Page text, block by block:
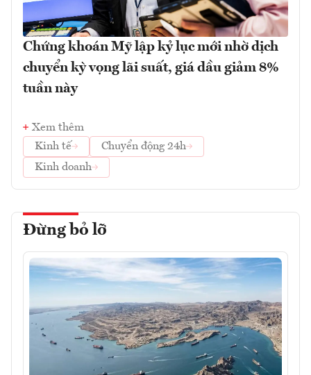
Chứng khoán Mỹ lập kỷ lục mới nhờ dịch
chuyển kỳ vọng lãi suất, giá dầu giảm 8%
tuần này
Xem thêm
Kinh tế
Chuyển động 24h
Kinh doanh
Đừng bỏ lỡ